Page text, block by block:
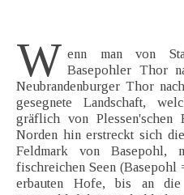
W enn man von
Basepohler Thor
Neubrandenburger Thor
gesegnete Landschaft,
gräflich von Plessen'schen
Norden hin erstreckt sich
Feldmark von Basepohl,
fischreichen Seen
erbauten Hofe, bis an die